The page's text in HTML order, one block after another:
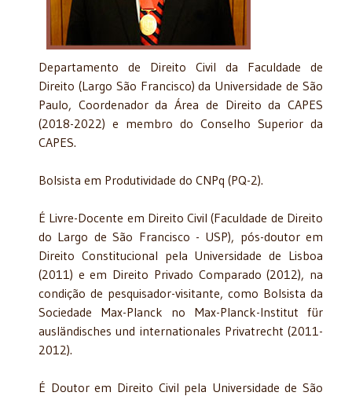
Departamento de Direito Civil da Faculdade de
Direito (Largo São Francisco) da Universidade de São
Paulo, Coordenador da Área de Direito da CAPES
(2018-2022) e membro do Conselho Superior da
CAPES.
Bolsista em Produtividade do CNPq (PQ-2).
É Livre-Docente em Direito Civil (Faculdade de Direito
do Largo de São Francisco - USP), pós-doutor em
Direito Constitucional pela Universidade de Lisboa
(2011) e em Direito Privado Comparado (2012), na
condição de pesquisador-visitante, como Bolsista da
Sociedade Max-Planck no Max-Planck-Institut für
ausländisches und internationales Privatrecht (2011-
2012).
É Doutor em Direito Civil pela Universidade de São